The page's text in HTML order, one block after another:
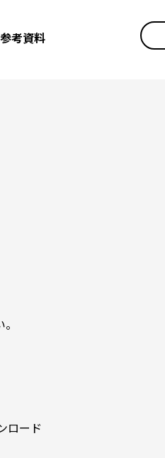
考資料
ロード